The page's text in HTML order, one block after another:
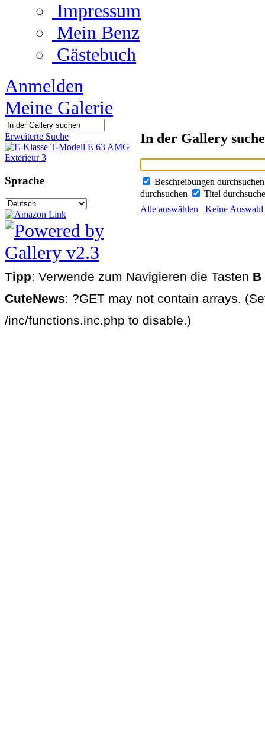
Impressum
Mein Benz
Gästebuch
Anmelden
Meine Galerie
Erweiterte Suche
Sprache
In der Gallery
Beschreibungen
durchsuchen
Titel
Alle auswählen
Keine Auswahl
Tipp: Verwende zum Navigieren die Tasten B
CuteNews: ?GET may not contain arrays.
/inc/functions.inc.php to disable.)